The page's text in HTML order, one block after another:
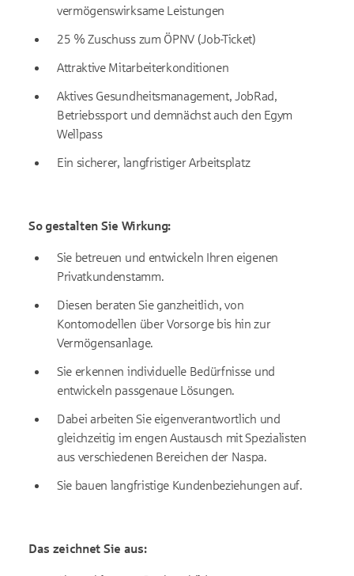
vermögenswirksame Leistungen
25 % Zuschuss zum ÖPNV (Job-Ticket)
Attraktive Mitarbeiterkonditionen
Aktives Gesundheitsmanagement, JobRad,
Betriebssport und demnächst auch den Egym
Wellpass
Ein sicherer, langfristiger Arbeitsplatz
So gestalten Sie Wirkung:
Sie betreuen und entwickeln Ihren eigenen
Privatkundenstamm.
Diesen beraten Sie ganzheitlich, von
Kontomodellen über Vorsorge bis hin zur
Vermögensanlage.
Sie erkennen individuelle Bedürfnisse und
entwickeln passgenaue Lösungen.
Dabei arbeiten Sie eigenverantwortlich und
gleichzeitig im engen Austausch mit Spezialisten
aus verschiedenen Bereichen der Naspa.
Sie bauen langfristige Kundenbeziehungen auf.
Das zeichnet Sie aus: